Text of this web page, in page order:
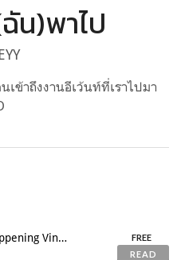
น)พาไป
ข้าถึงงานอีเว้นท์ที่เราไปมา
ใครไม่ไป (ฉัน)พาไป 001 : Happening Vinyl Republic 2 Listening Party
FREE
READ